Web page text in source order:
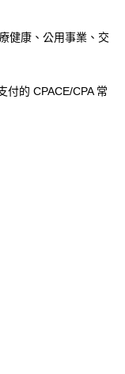
健康、公用事業、交
的 CPACE/CPA 常